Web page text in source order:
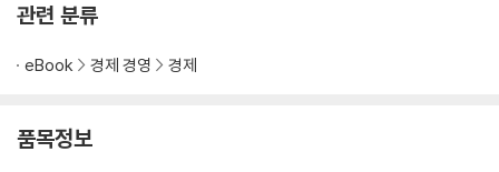
제6장. 통상 조약
제1절. 새 식민지들을 건설한 동기
제3절. 유럽이 아메리카를 발견하고, 희망봉을 돌아 동인도제도 항로를 발
견한 이점
관련 분류
eBook 경제 경영 경제
품목정보